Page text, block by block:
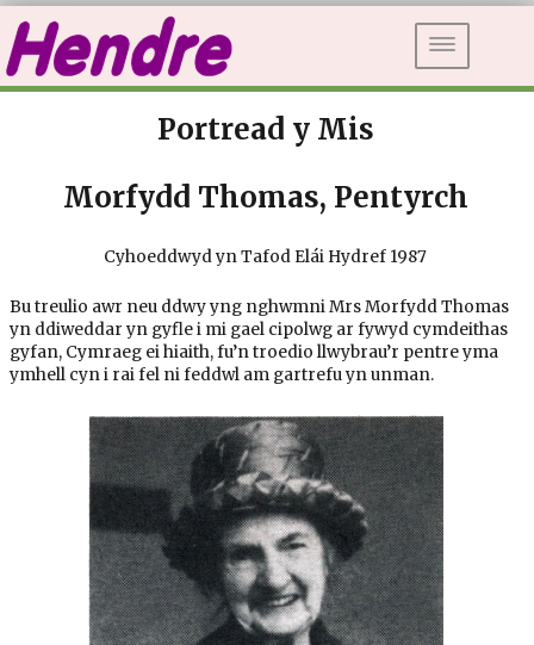
Portread y Mis
Morfydd Thomas, Pentyrch
Cyhoeddwyd yn Tafod Elái Hydref 1987
Bu treulio awr neu ddwy yng nghwmni Mrs Morfydd Thomas
yn ddiweddar yn gyfle i mi gael cipolwg ar fywyd cymdeithas
gyfan, Cymraeg ei hiaith, fu’n troedio llwybrau’r pentre yma
ymhell cyn i rai fel ni feddwl am gartrefu yn unman.